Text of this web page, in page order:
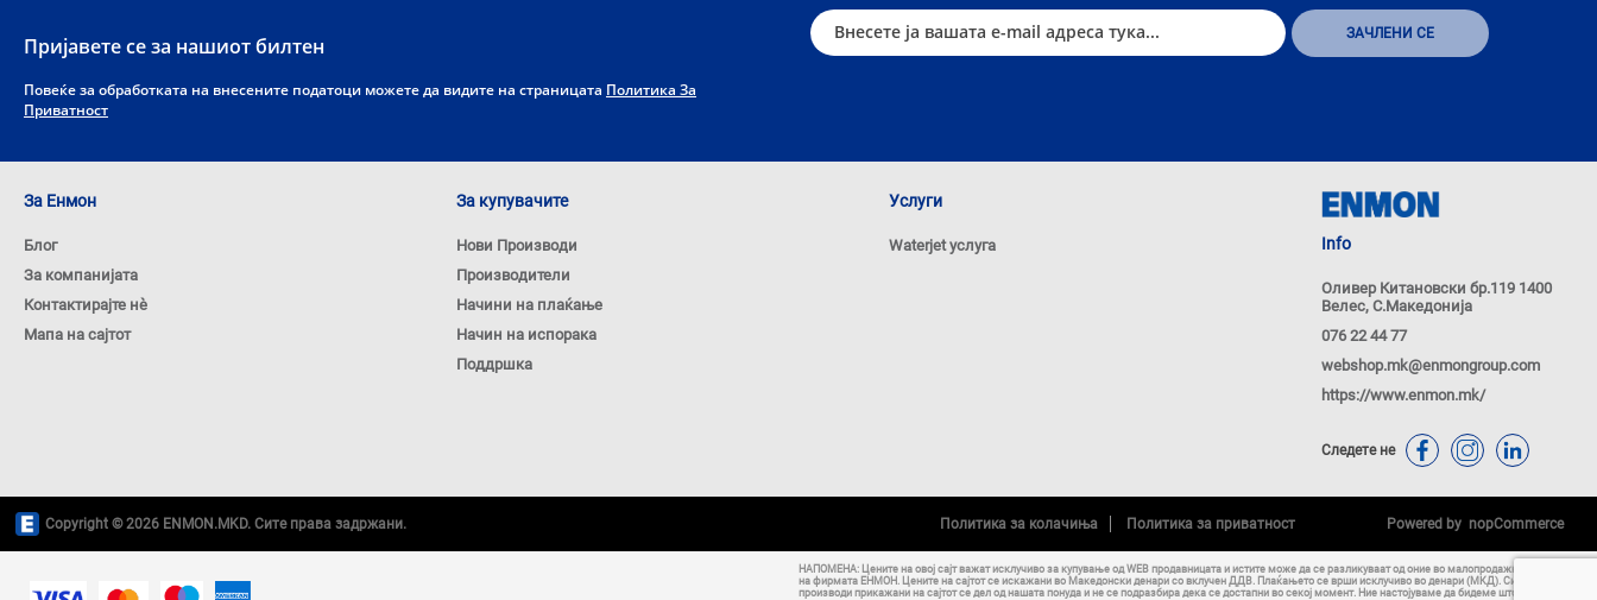
Пријавете се за нашиот билтен
Повеќе за обработката на внесените податоци можете да видите на страницата Политика За
Приватност
За Енмон
Блог
За компанијата
Контактирајте нѐ
Мапа на сајтот
За купувачите
Нови Производи
Производители
Начини на плаќање
Начин на испорака
Поддршка
Услуги
Waterjet услуга Info
Оливер Китановски бр.119 1400
Велес, С.Македонија
076 22 44 77
webshop.mk@enmongroup.com
https://www.enmon.mk/
Следете не
Copyright © 2026 ENMON.MKD. Сите права задржани. Политика за колачиња Политика за приватност Powered by nopCommerce
НАПОМЕНА: Цените на овој сајт важат исклучиво за купување од WEB продавницата и истите може да се разликуваат од оние во малопродажните објекти
на фирмата ЕНМОН. Цените на сајтот се искажани во Македонски денари со вклучен ДДВ. Плаќањето се врши исклучиво во денари (МКД). Сите
производи прикажани на сајтот се дел од нашата понуда и не се подразбира дека се достапни во секој момент. Ние настојуваме да бидеме што е можно